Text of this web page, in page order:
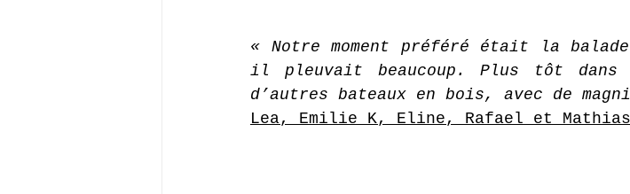
« Notre moment préféré était la balade
il pleuvait beaucoup. Plus tôt dans
d’autres bateaux en bois, avec de
Lea, Emilie K, Eline, Rafael et Mathias